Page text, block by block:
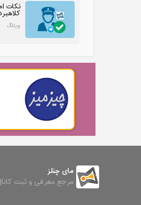
نکات
وبلاگ
مای چنلز
مرجع معرفی و ثبت